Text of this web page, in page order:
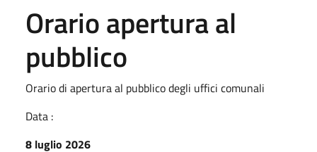
Orario apertura al
pubblico
Orario di apertura al pubblico degli uffici comunali
Data :
8 luglio 2026